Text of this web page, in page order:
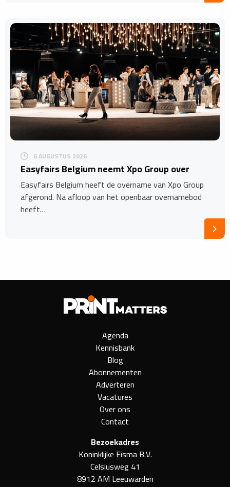
6 AUGUSTUS 2026
Easyfairs Belgium neemt Xpo Group over
Easyfairs Belgium heeft de overname van Xpo Group
afgerond. Na afloop van het openbaar overnamebod
heeft…
Agenda
Kennisbank
Blog
Abonnementen
Adverteren
Vacatures
Over ons
Contact
Bezoekadres
Koninklijke Eisma B.V.
Celsiusweg 41
8912 AM Leeuwarden